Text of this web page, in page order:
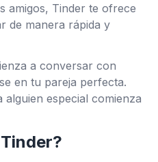
amigos, Tinder te ofrece
de manera rápida y
a conversar con
en tu pareja perfecta.
alguien especial comienza